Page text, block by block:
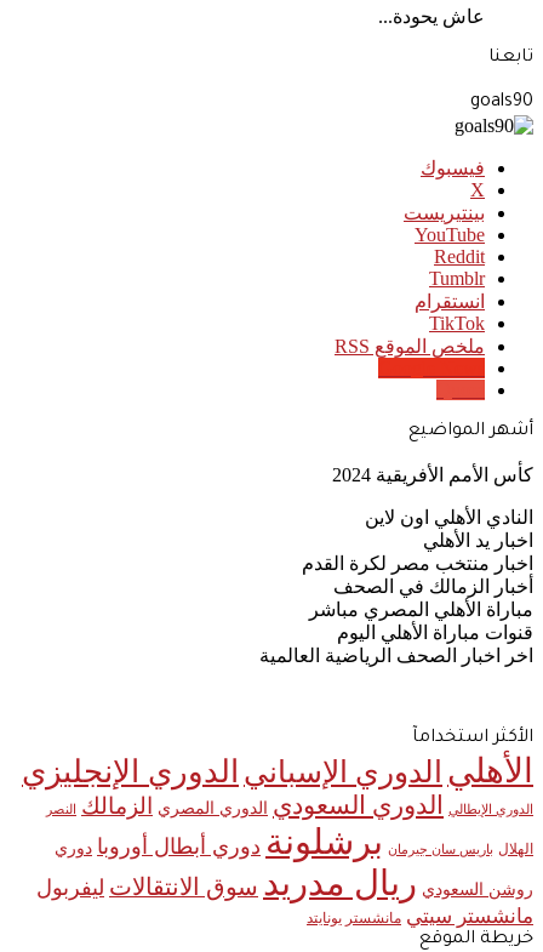
عاش يحودة...
تابعنا
goals90
فيسبوك
‫X
بينتيريست
‫YouTube
انستقرام
‫TikTok
ملخص الموقع RSS
أشهر المواضيع
كأس الأمم الأفريقية 2024
النادي الأهلي اون لاين
اخبار يد الأهلي
اخبار منتخب مصر لكرة القدم
أخبار الزمالك في الصحف
مباراة الأهلي المصري مباشر
قنوات مباراة الأهلي اليوم
اخر اخبار الصحف الرياضية العالمية
الأكثر استخدامآ
الأهلي الدوري الإسباني الدوري الإنجليزي
الدوري الإيطالي الدوري السعودي الدوري المصري الزمالك النصر
الهلال باريس سان جيرمان برشلونة دوري أبطال أوروبا دوري
روشن السعودي ريال مدريد سوق الانتقالات ليفربول
مانشستر سيتي مانشستر يونايتد
خريطة الموقع